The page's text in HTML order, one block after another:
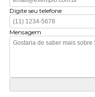
Digite seu telefone
Mensagem